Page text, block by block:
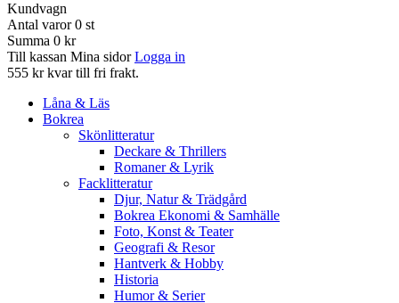
Kundvagn
Antal varor 0 st
Summa 0 kr
Till kassan Mina sidor Logga in
555 kr kvar till fri frakt.
Låna & Läs
Bokrea
Skönlitteratur
Deckare & Thrillers
Romaner & Lyrik
Facklitteratur
Djur, Natur & Trädgård
Bokrea Ekonomi & Samhälle
Foto, Konst & Teater
Geografi & Resor
Hantverk & Hobby
Historia
Humor & Serier